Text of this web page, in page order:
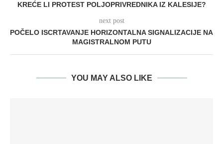
KREĆE LI PROTEST POLJOPRIVREDNIKA IZ KALESIJE?
next post
POČELO ISCRTAVANJE HORIZONTALNA SIGNALIZACIJE NA
MAGISTRALNOM PUTU
YOU MAY ALSO LIKE